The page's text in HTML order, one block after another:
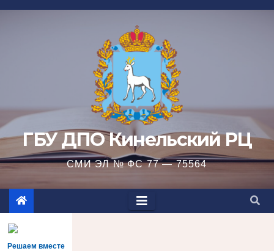
Перейти
ГБУ ДПО Кинельский РЦ
СМИ ЭЛ № ФС 77 — 75564
Решаем вместе